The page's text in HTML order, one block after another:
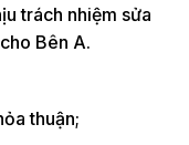
trách nhiệm sửa
Bên A.
thuận;